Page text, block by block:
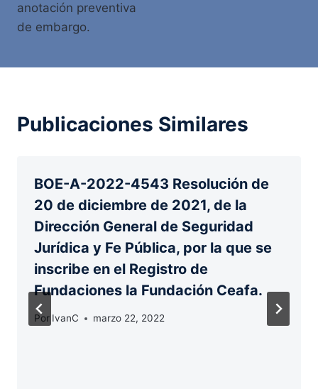
anotación preventiva
de embargo.
Publicaciones Similares
BOE-A-2022-4543 Resolución de
20 de diciembre de 2021, de la
Dirección General de Seguridad
Jurídica y Fe Pública, por la que se
inscribe en el Registro de
Fundaciones la Fundación Ceafa.
Por IvanC marzo 22, 2022